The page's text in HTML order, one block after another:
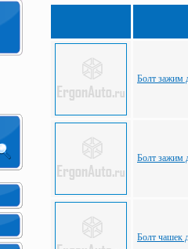
Болт зажим
Болт зажим
Болт чашек